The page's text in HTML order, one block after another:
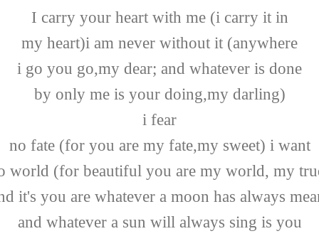
I carry your heart with me (i carry it in
my heart)i am never without it (anywhere
i go you go,my dear; and whatever is done
by only me is your doing,my darling)
i fear
no fate (for you are my fate,my sweet) i want
world (for beautiful you are my world, my
it's you are whatever a moon has always
and whatever a sun will always sing is you